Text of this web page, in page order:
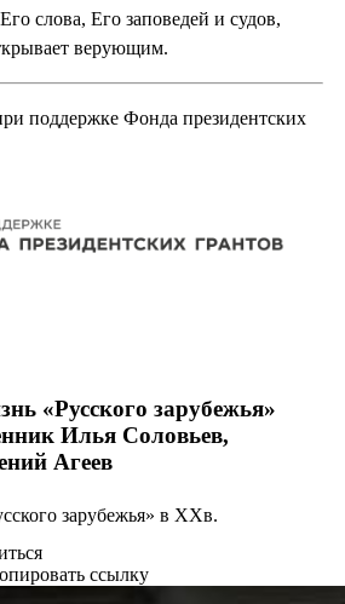
слова, Его заповедей и судов,
верующим.
поддержке Фонда президентских
«Русского зарубежья»
Илья Соловьев,
Агеев
зарубежья» в ХХв.